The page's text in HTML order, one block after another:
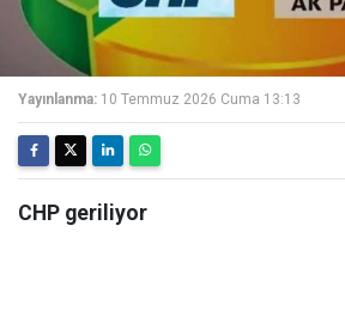
Yayınlanma: 10 Temmuz 2026 Cuma 13:13
CHP geriliyor